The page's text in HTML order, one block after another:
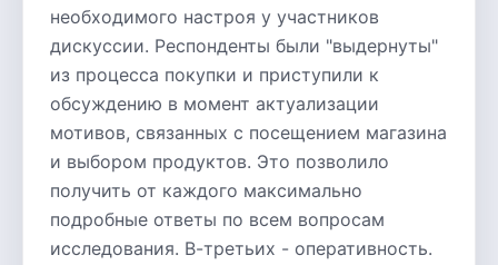
необходимого настроя у участников
дискуссии. Респонденты были "выдернуты"
из процесса покупки и приступили к
обсуждению в момент актуализации
мотивов, связанных с посещением магазина
и выбором продуктов. Это позволило
получить от каждого максимально
подробные ответы по всем вопросам
исследования. В-третьих - оперативность.